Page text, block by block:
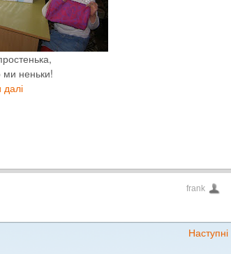
неньки!
далі
frank
Наступні